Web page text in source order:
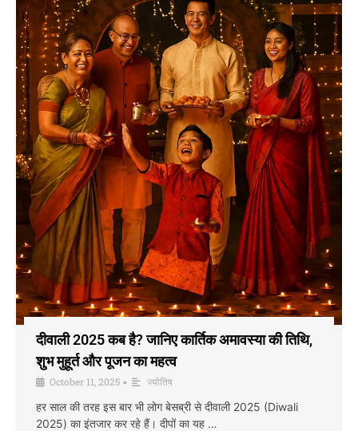
दीवाली 2025 कब है? जानिए कार्तिक अमावस्या की तिथि,
शुभ मुहूर्त और पूजन का महत्व
October 11, 2025 • ज्योतिष
हर साल की तरह इस बार भी लोग बेसब्री से दीवाली 2025 (Diwali
2025) का इंतजार कर रहे हैं। दीपों का यह …